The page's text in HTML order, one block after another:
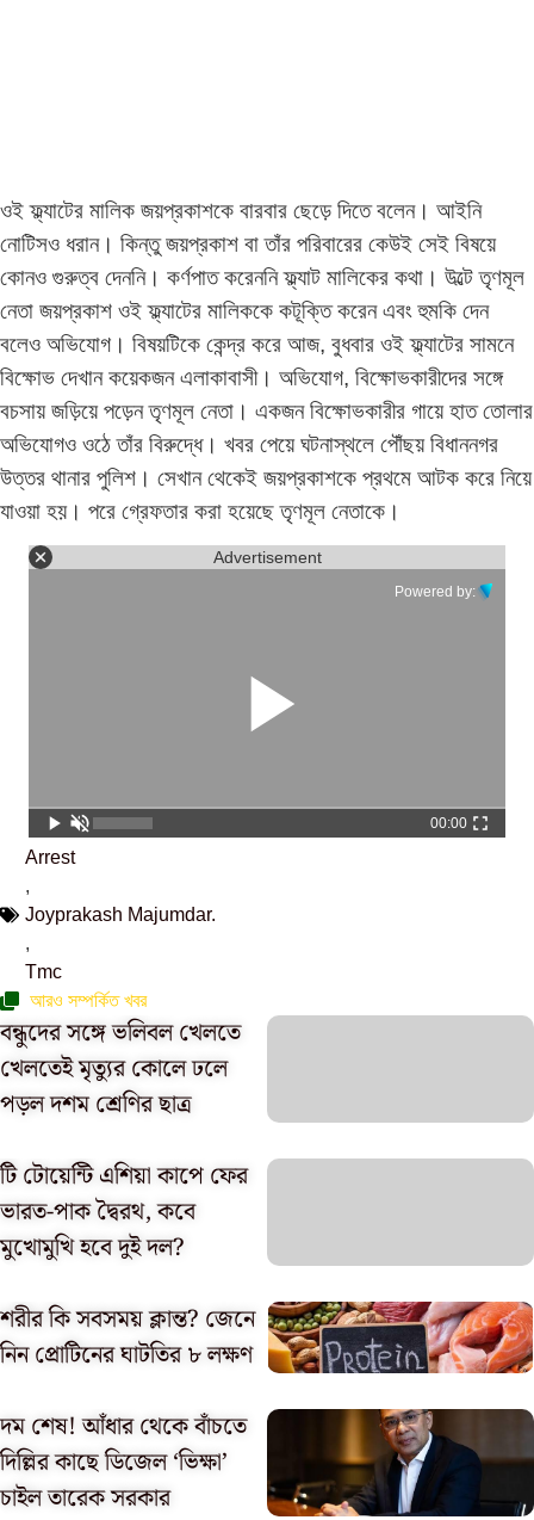
ওই ফ্ল্যাটের মালিক জয়প্রকাশকে বারবার ছেড়ে দিতে বলেন। আইনি
নোটিসও ধরান। কিন্তু জয়প্রকাশ বা তাঁর পরিবারের কেউই সেই বিষয়ে
কোনও গুরুত্ব দেননি। কর্ণপাত করেননি ফ্ল্যাট মালিকের কথা। উল্টে তৃণমূল
নেতা জয়প্রকাশ ওই ফ্ল্যাটের মালিককে কটূক্তি করেন এবং হুমকি দেন
বলেও অভিযোগ। বিষয়টিকে কেন্দ্র করে আজ, বুধবার ওই ফ্ল্যাটের সামনে
বিক্ষোভ দেখান কয়েকজন এলাকাবাসী। অভিযোগ, বিক্ষোভকারীদের সঙ্গে
বচসায় জড়িয়ে পড়েন তৃণমূল নেতা। একজন বিক্ষোভকারীর গায়ে হাত তোলার
অভিযোগও ওঠে তাঁর বিরুদ্ধে। খবর পেয়ে ঘটনাস্থলে পৌঁছয় বিধাননগর
উত্তর থানার পুলিশ। সেখান থেকেই জয়প্রকাশকে প্রথমে আটক করে নিয়ে
যাওয়া হয়। পরে গ্রেফতার করা হয়েছে তৃণমূল নেতাকে।
Advertisement
Powered by:
00:00
Arrest
,
Joyprakash Majumdar.
,
Tmc
আরও সম্পর্কিত খবর
বন্ধুদের সঙ্গে ভলিবল খেলতে
খেলতেই মৃত্যুর কোলে ঢলে
পড়ল দশম শ্রেণির ছাত্র
টি টোয়েন্টি এশিয়া কাপে ফের
ভারত-পাক দ্বৈরথ, কবে
মুখোমুখি হবে দুই দল?
শরীর কি সবসময় ক্লান্ত? জেনে
নিন প্রোটিনের ঘাটতির ৮ লক্ষণ
দম শেষ! আঁধার থেকে বাঁচতে
দিল্লির কাছে ডিজেল ‘ভিক্ষা’
চাইল তারেক সরকার